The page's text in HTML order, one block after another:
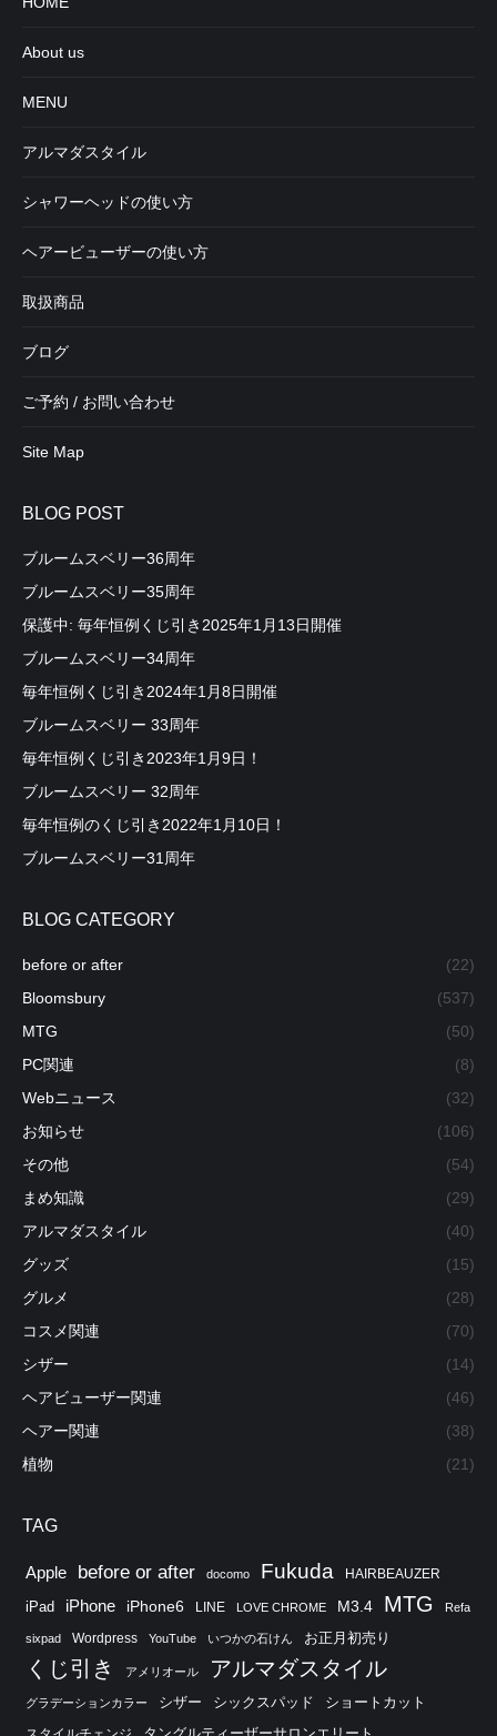
About us
MENU
アルマダスタイル
シャワーヘッドの使い方
ヘアービューザーの使い方
取扱商品
ブログ
ご予約 / お問い合わせ
Site Map
BLOG POST
ブルームスベリー36周年
ブルームスベリー35周年
保護中: 毎年恒例くじ引き2025年1月13日開催
ブルームスベリー34周年
毎年恒例くじ引き2024年1月8日開催
ブルームスベリー 33周年
毎年恒例くじ引き2023年1月9日！
ブルームスベリー 32周年
毎年恒例のくじ引き2022年1月10日！
ブルームスベリー31周年
BLOG CATEGORY
before or after
(22)
Bloomsbury
(537)
MTG
(50)
PC関連
(8)
Webニュース
(32)
お知らせ
(106)
その他
(54)
まめ知識
(29)
アルマダスタイル
(40)
グッズ
(15)
グルメ
(28)
コスメ関連
(70)
シザー
(14)
ヘアビューザー関連
(46)
ヘアー関連
(38)
植物
(21)
TAG
Apple before or after docomo Fukuda HAIRBEAUZER
iPad iPhone iPhone6 LINE LOVE CHROME M3.4 MTG Refa
sixpad Wordpress YouTube いつかの石けん お正月初売り
くじ引き アメリオール アルマダスタイル
グラデーションカラー シザー シックスパッド
ショートカット